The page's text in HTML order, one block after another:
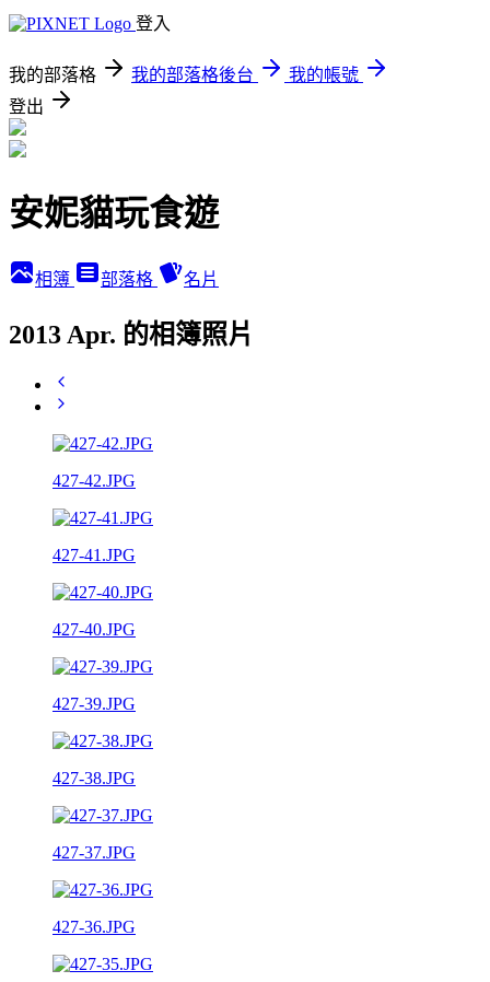
登入
我的部落格 我的部落格後台
我的帳號
登出
安妮貓玩食遊
相簿 部落格 名片
2013 Apr. 的相簿照片
427-42.JPG
427-41.JPG
427-40.JPG
427-39.JPG
427-38.JPG
427-37.JPG
427-36.JPG